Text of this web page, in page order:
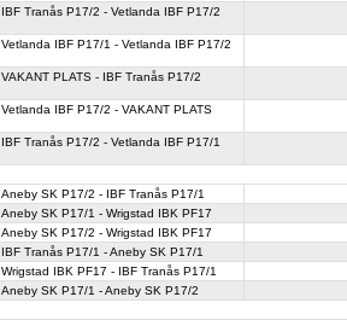
IBF Tranås P17/2 - Vetlanda IBF P17/2
Vetlanda IBF P17/1 - Vetlanda IBF P17/2
VAKANT PLATS - IBF Tranås P17/2
Vetlanda IBF P17/2 - VAKANT PLATS
IBF Tranås P17/2 - Vetlanda IBF P17/1
Aneby SK P17/2 - IBF Tranås P17/1
Aneby SK P17/1 - Wrigstad IBK PF17
Aneby SK P17/2 - Wrigstad IBK PF17
IBF Tranås P17/1 - Aneby SK P17/1
Wrigstad IBK PF17 - IBF Tranås P17/1
Aneby SK P17/1 - Aneby SK P17/2